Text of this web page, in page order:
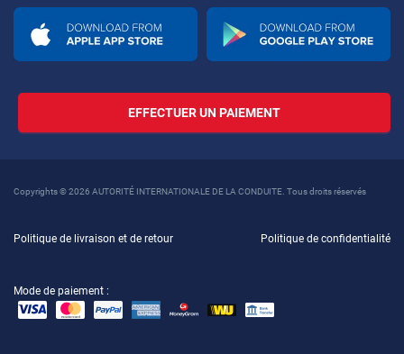
EFFECTUER UN PAIEMENT
Copyrights © 2026 AUTORITÉ INTERNATIONALE DE LA CONDUITE. Tous droits réservés
Politique de livraison et de retour Politique de confidentialité
Mode de paiement :